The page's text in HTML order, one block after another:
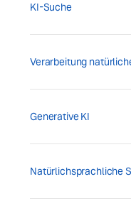
KI-Suche
Verarbeitung
Generative KI
Natürlichsprachliche